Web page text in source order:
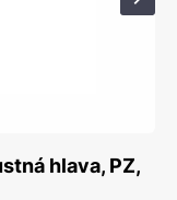
hlava, PZ,